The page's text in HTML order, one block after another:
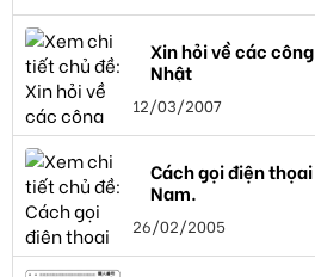
Xin hỏi về các
Nhật
12/03/2007
Cách gọi điện
Nam.
26/02/2005